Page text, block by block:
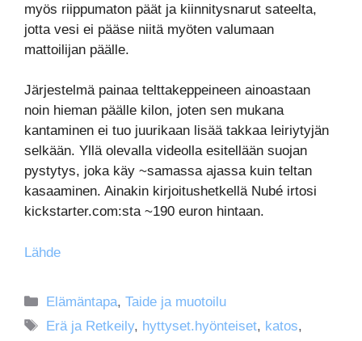
myös riippumaton päät ja kiinnitysnarut sateelta,
jotta vesi ei pääse niitä myöten valumaan
mattoilijan päälle.
Järjestelmä painaa telttakeppeineen ainoastaan
noin hieman päälle kilon, joten sen mukana
kantaminen ei tuo juurikaan lisää takkaa leiriytyjän
selkään. Yllä olevalla videolla esitellään suojan
pystytys, joka käy ~samassa ajassa kuin teltan
kasaaminen. Ainakin kirjoitushetkellä Nubé irtosi
kickstarter.com:sta ~190 euron hintaan.
Lähde
Kategoriat
Elämäntapa,Taide ja muotoilu
Avainsanat
Erä ja Retkeily, hyttyset.hyönteiset, katos,